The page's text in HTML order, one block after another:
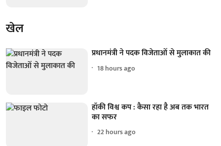
खेल
प्रधानमंत्री ने पदक विजेताओं से मुलाकात की
18 hours ago
हॉकी विश्व कप : कैसा रहा है अब तक भारत
का सफर
22 hours ago